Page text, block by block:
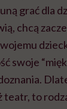
grać dla
chcą
swoje
teatr, to